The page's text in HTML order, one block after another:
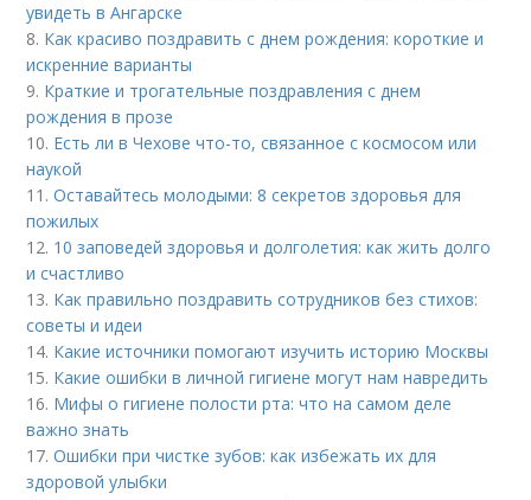
увидеть в Ангарске
8. Как красиво поздравить с днем рождения: короткие и
искренние варианты
9. Краткие и трогательные поздравления с днем
рождения в прозе
10. Есть ли в Чехове что-то, связанное с космосом или
наукой
11.Оставайтесь молодыми: 8 секретов здоровья для
пожилых
12. 10 заповедей здоровья и долголетия: как жить долго
и счастливо
13. Как правильно поздравить сотрудников без стихов:
советы и идеи
14. Какие источники помогают изучить историю Москвы
15. Какие ошибки в личной гигиене могут нам навредить
16. Мифы о гигиене полости рта: что на самом деле
важно знать
17.Ошибки при чистке зубов: как избежать их для
здоровой улыбки